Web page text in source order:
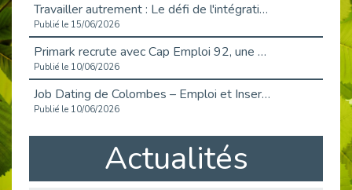
Travailler autrement : Le défi de l'intégration des maladies chroniques en entreprise
Publié le 15/06/2026
Primark recrute avec Cap Emploi 92, une matinée couronnée de succès !
Publié le 10/06/2026
Job Dating de Colombes – Emploi et Insertion
Publié le 10/06/2026
Aborder l'entretien et la situation de handicap en toute confiance
Publié le 09/06/2026
Retour sur l’atelier « Optimiser sa recherche d’emploi »
Actualités